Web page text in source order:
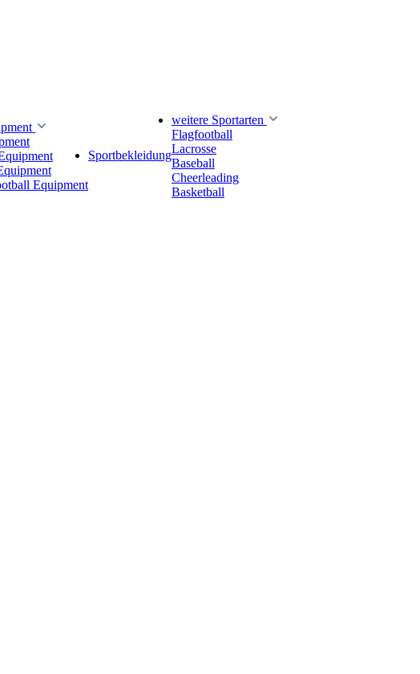
Equipment
Sportbekleidung
weitere Sportarten
Flagfootball
Lacrosse
Baseball
Cheerleading
Basketball